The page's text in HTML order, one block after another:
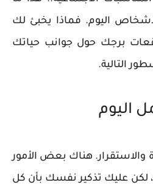
اليوم. فماذا يخبئ لك
برجك حول جوانب حياتك
التالية.
اليوم
والاستقرار. هناك بعض الأمور
لكن عليك تذكير نفسك بأن كل